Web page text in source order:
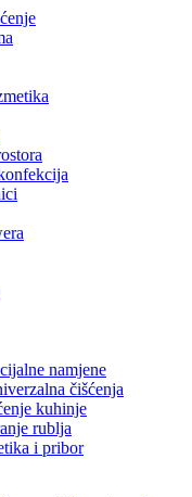
namjene
čišćenja
kuhinje
rublja
i pribor